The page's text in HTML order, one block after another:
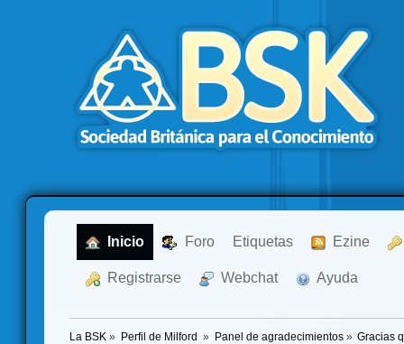
Inicio Foro Etiquetas Ezine
Registrarse Webchat Ayuda
La BSK » Perfil de Milford » Panel de agradecimientos» Gracias